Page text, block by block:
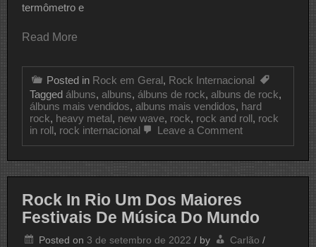
termômetro e
Read More
Posted in Rock em Geral, Rock Internacional
Tagged álbuns, albuns, álbuns de rock, albuns de rock,
álbuns mais vendidos, albuns mais vendidos, hard
rock, heavy metal, new wave, rock, rock and roll, rock
in roll, rock internacional Leave a Commenton
Mais
História
Do
Rock
Rock In Rio Um Dos Maiores
Festivais De Música Do Mundo
Posted on 3 de setembro de 2022 / by Carlão /